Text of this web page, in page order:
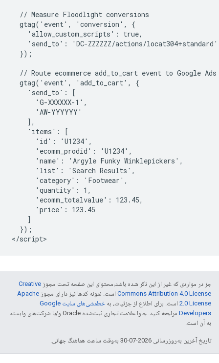
  // Measure Floodlight conversions
  gtag('event', 'conversion', {
    'allow_custom_scripts': true,
    'send_to': 'DC-ZZZZZZ/actions/locat304+standard'
  });
// Route ecommerce add_to_cart event to Google Ads
  gtag('event', 'add_to_cart', {
    'send_to': [
      'G-XXXXXX-1',
      'AW-YYYYYY'
    ],
    'items': [
      'id': 'U1234',
      'ecomm_prodid': 'U1234',
      'name': 'Argyle Funky Winklepickers',
      'list': 'Search Results',
      'category': 'Footwear',
      'quantity': 1,
      'ecomm_totalvalue': 123.45,
      'price': 123.45
    ]
  });
جز در مواردی که غیر از این ذکر شده باشد،‌محتوای این صفحه تحت مجوز Creative
Commons Attribution 4.0 License است. نمونه کدها نیز دارای مجوز Apache
2.0 License است. برای اطلاع از جزئیات، به
خطمشی‌های سایت Google
Developers‏
مراجعه کنید. جاوا علامت تجاری ثبت‌شده Oracle و/یا شرکت‌های وابسته
به آن است.
تاریخ آخرین به‌روزرسانی 2026-07-30 به‌وقت ساعت هماهنگ جهانی.